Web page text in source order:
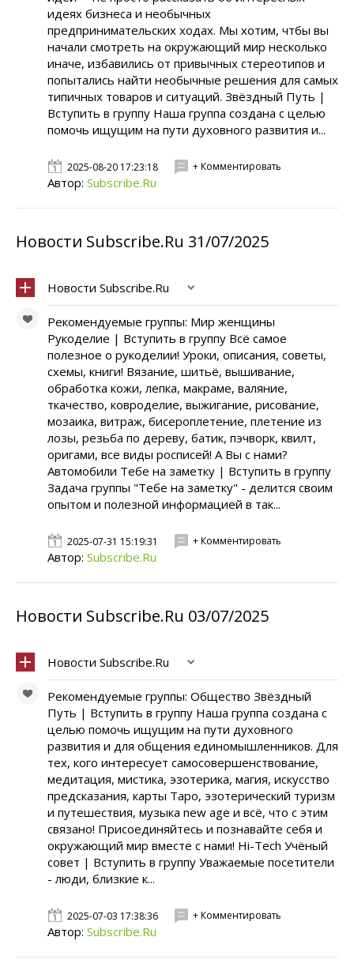
идеях бизнеса и необычных
предпринимательских ходах. Мы хотим, чтбы вы
начали смотреть на окружающий мир несколько
иначе, избавились от привычных стереотипов и
попытались найти необычные решения для самых
типичных товаров и ситуаций. Звёздный Путь |
Вступить в группу Наша группа создана с целью
помочь ищущим на пути духовного развития и...
2025-08-20 17:23:18 + Комментировать
Автор: Subscribe.Ru
Новости Subscribe.Ru 31/07/2025
Новости Subscribe.Ru
Рекомендуемые группы: Мир женщины
Рукоделие | Вступить в группу Всё самое
полезное о рукоделии! Уроки, описания, советы,
схемы, книги! Вязание, шитьё, вышивание,
обработка кожи, лепка, макраме, валяние,
ткачество, ковроделие, выжигание, рисование,
мозаика, витраж, бисероплетение, плетение из
лозы, резьба по дереву, батик, пэчворк, квилт,
оригами, все виды росписей! А Вы с нами?
Автомобили Тебе на заметку | Вступить в группу
Задача группы "Тебе на заметку" - делится своим
опытом и полезной информацией в так...
2025-07-31 15:19:31 + Комментировать
Автор: Subscribe.Ru
Новости Subscribe.Ru 03/07/2025
Новости Subscribe.Ru
Рекомендуемые группы: Общество Звёздный
Путь | Вступить в группу Наша группа создана с
целью помочь ищущим на пути духовного
развития и для общения единомышленников. Для
тех, кого интересует самосовершенствование,
медитация, мистика, эзотерика, магия, искусство
предсказания, карты Таро, эзотерический туризм
и путешествия, музыка new age и всё, что с этим
связано! Присоединяйтесь и познавайте себя и
окружающий мир вместе с нами! Hi-Tech Учёный
совет | Вступить в группу Уважаемые посетители
- люди, близкие к...
2025-07-03 17:38:36 + Комментировать
Автор: Subscribe.Ru